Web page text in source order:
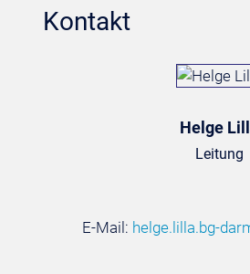
Kontakt
Helge
Leitung
E-Mail: helge.lilla.bg-